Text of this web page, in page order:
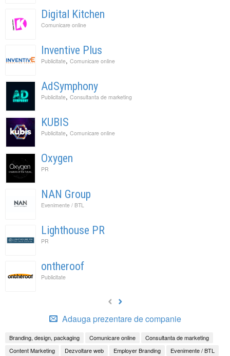
Digital Kitchen
Comunicare online
Inventive Plus
Publicitate, Comunicare online
AdSymphony
Publicitate, Consultanta de marketing
KUBIS
Publicitate, Comunicare online
Oxygen
PR
NAN Group
Evenimente / BTL
Lighthouse PR
PR
ontheroof
Publicitate
Adauga prezentare de companie
Branding, design, packaging Comunicare online
Consultanta de marketing
Content Marketing
Dezvoltare web Employer Branding Evenimente / BTL